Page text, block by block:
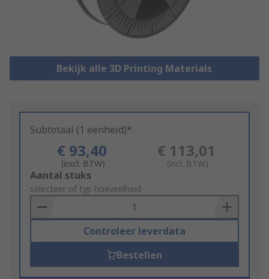
Bekijk alle 3D Printing Materials
Subtotaal (1 eenheid)*
€ 93,40
(excl. BTW)
€ 113,01
(incl. BTW)
Add
to
Basket
Aantal stuks
selecteer of typ hoeveelheid
Controleer leverdata
Bestellen